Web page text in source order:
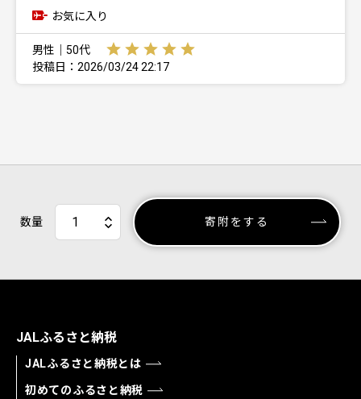
お気に入り
男性｜50代
投稿日：2026/03/24 22:17
数量 寄附をする
JALふるさと納税
JALふるさと納税とは
初めてのふるさと納税